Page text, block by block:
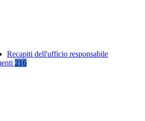
Recapiti dell'ufficio responsabile
216